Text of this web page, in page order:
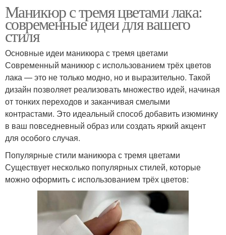
Маникюр с тремя цветами лака:
современные идеи для вашего
стиля
Основные идеи маникюра с тремя цветами
Современный маникюр с использованием трёх цветов
лака — это не только модно, но и выразительно. Такой
дизайн позволяет реализовать множество идей, начиная
от тонких переходов и заканчивая смелыми
контрастами. Это идеальный способ добавить изюминку
в ваш повседневный образ или создать яркий акцент
для особого случая.
Популярные стили маникюра с тремя цветами
Существует несколько популярных стилей, которые
можно оформить с использованием трёх цветов: